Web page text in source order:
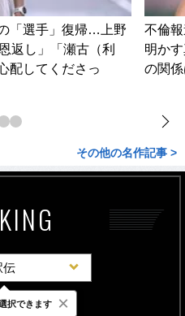
「選手」復帰…上野
返し」「瀬古（利
配してくださっ
不倫
明か
の関
その他の名作記事 >
伝
間 週間
択できます ×